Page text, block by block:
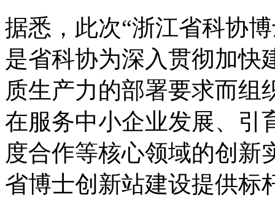
据悉，此次“浙江省科协
是省科协为深入贯彻加快
质生产力的部署要求而组
在服务中小企业发展、引
度合作等核心领域的创新
省博士创新站建设提供标